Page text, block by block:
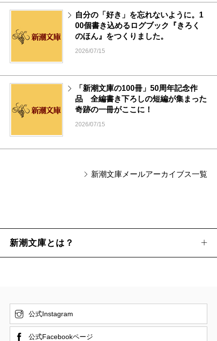
自分の「好き」を忘れないように。1
00個書き込めるログブック『きろく
のほん』をつくりました。
2026/07/15
「新潮文庫の100冊」50周年記念作
品 全編書き下ろしの短編が集まった
奇跡の一冊がここに！
2026/07/15
新潮文庫メールアーカイブス一覧
新潮文庫とは？
公式Instagram
公式Facebookページ